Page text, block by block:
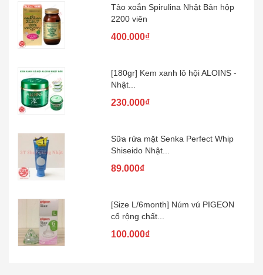
2200 viên
400.000₫
Nhật...
230.000₫
Shiseido Nhật...
89.000₫
cổ rộng chất...
100.000₫